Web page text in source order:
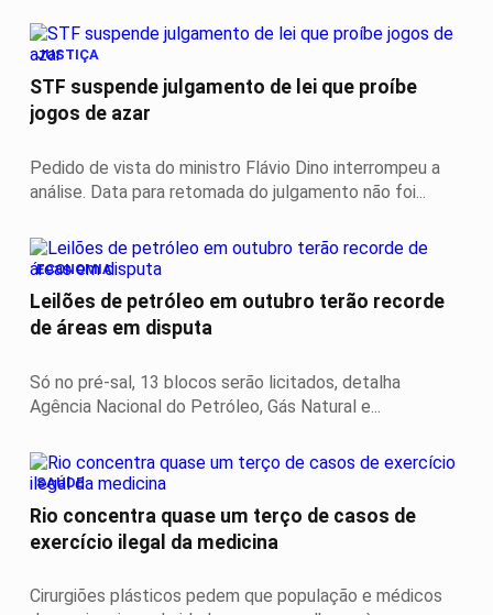
JUSTIÇA
STF suspende julgamento de lei que proíbe
jogos de azar
Pedido de vista do ministro Flávio Dino interrompeu a
análise. Data para retomada do julgamento não foi...
ECONOMIA
Leilões de petróleo em outubro terão recorde
de áreas em disputa
Só no pré-sal, 13 blocos serão licitados, detalha
Agência Nacional do Petróleo, Gás Natural e...
SAÚDE
Rio concentra quase um terço de casos de
exercício ilegal da medicina
Cirurgiões plásticos pedem que população e médicos